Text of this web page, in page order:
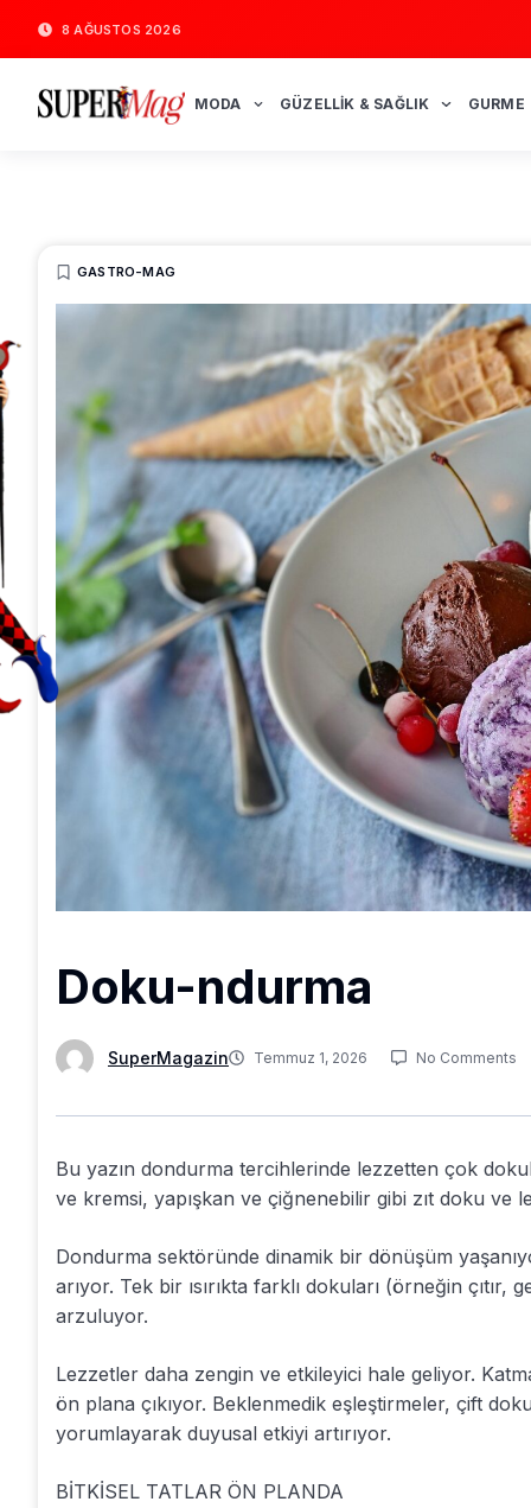
8 AĞUSTOS 2026
MODA GÜZELLIK & SAĞLIK GURME
GASTRO-MAG
Doku-ndurma
SuperMagazin Temmuz 1, 2026 No Comments
Bu yazın dondurma tercihlerinde lezzetten çok
ve kremsi, yapışkan ve çiğnenebilir gibi zıt doku ve
Dondurma sektöründe dinamik bir dönüşüm
arıyor. Tek bir ısırıkta farklı dokuları (örneğin
arzuluyor.
Lezzetler daha zengin ve etkileyici hale geliyor.
ön plana çıkıyor. Beklenmedik eşleştirmeler, çift
yorumlayarak duyusal etkiyi artırıyor.
BİTKİSEL TATLAR ÖN PLANDA